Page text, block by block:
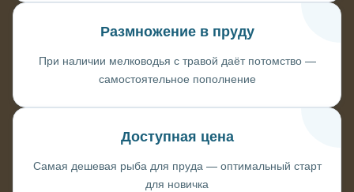
Размножение в пруду
При наличии мелководья с травой даёт потомство —
самостоятельное пополнение
Доступная цена
Самая дешевая рыба для пруда — оптимальный старт
для новичка